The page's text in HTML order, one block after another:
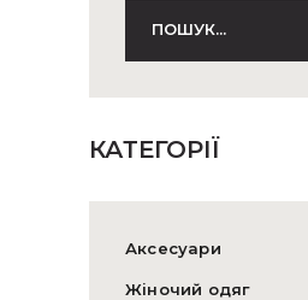
КАТЕГОРІЇ
Аксесуари
Жіночий одяг